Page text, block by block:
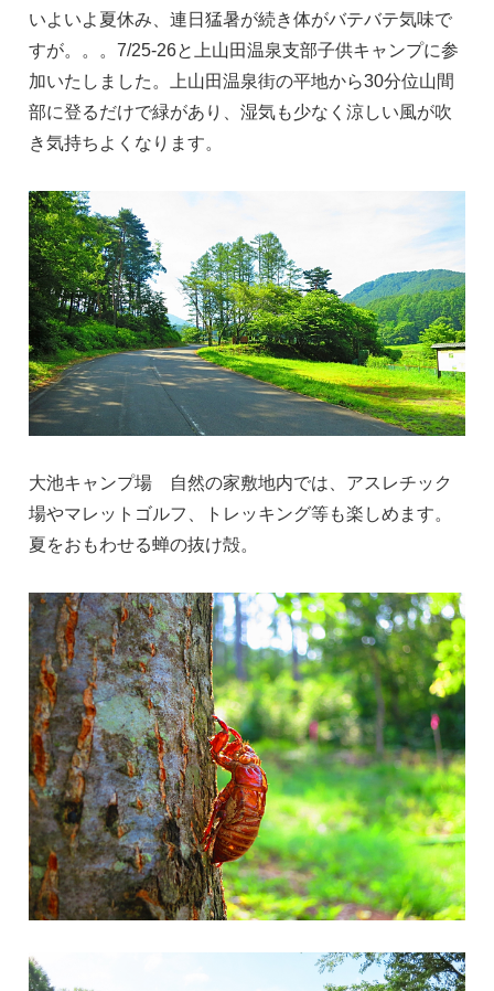
いよいよ夏休み、連日猛暑が続き体がバテバテ気味で
すが。。。7/25-26と上山田温泉支部子供キャンプに参
加いたしました。上山田温泉街の平地から30分位山間
部に登るだけで緑があり、湿気も少なく涼しい風が吹
き気持ちよくなります。
大池キャンプ場 自然の家敷地内では、アスレチック
場やマレットゴルフ、トレッキング等も楽しめます。
夏をおもわせる蝉の抜け殻。